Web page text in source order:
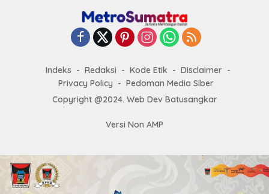
Indeks Redaksi Kode Etik
Disclaimer
Privacy Policy
Pedoman Media Siber
Copyright @2024. Web Dev Batusangkar
Versi Non AMP